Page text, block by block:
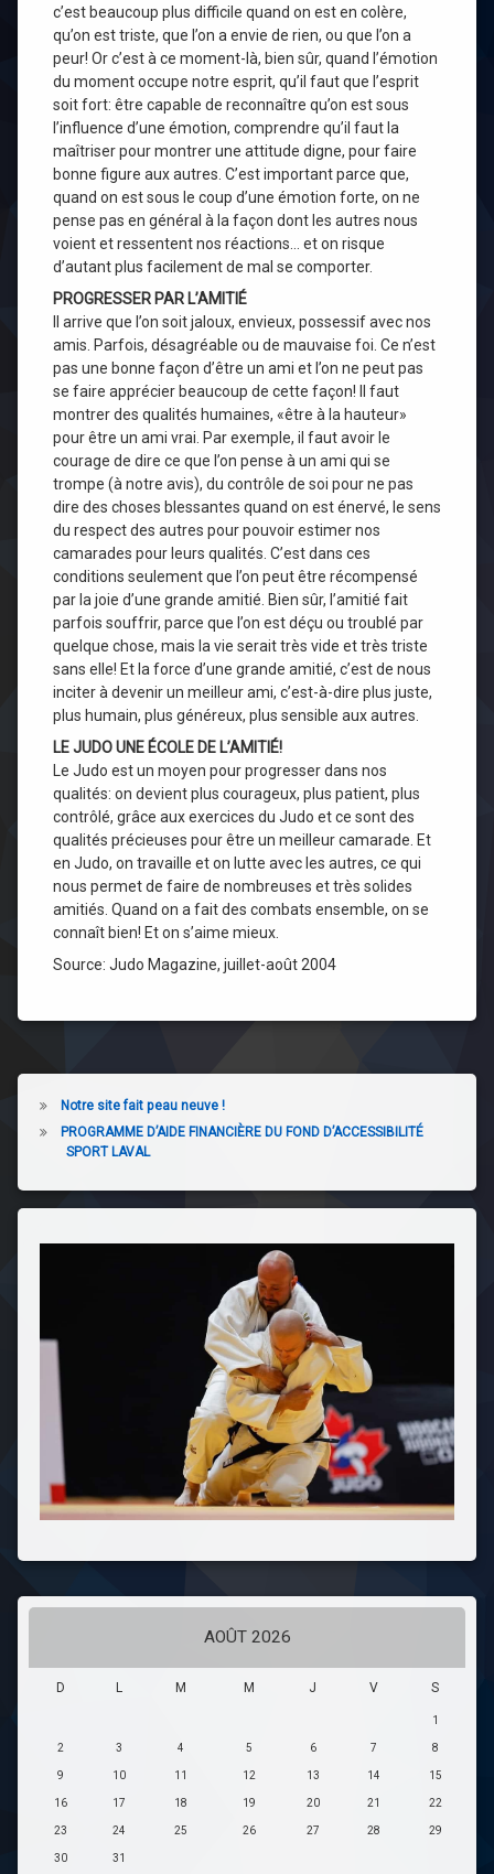
c’est beaucoup plus difficile quand on est en colère,
qu’on est triste, que l’on a envie de rien, ou que l’on a
peur! Or c’est à ce moment-là, bien sûr, quand l’émotion
du moment occupe notre esprit, qu’il faut que l’esprit
soit fort: être capable de reconnaître qu’on est sous
l’influence d’une émotion, comprendre qu’il faut la
maîtriser pour montrer une attitude digne, pour faire
bonne figure aux autres. C’est important parce que,
quand on est sous le coup d’une émotion forte, on ne
pense pas en général à la façon dont les autres nous
voient et ressentent nos réactions… et on risque
d’autant plus facilement de mal se comporter.
PROGRESSER PAR L’AMITIÉ
Il arrive que l’on soit jaloux, envieux, possessif avec nos
amis. Parfois, désagréable ou de mauvaise foi. Ce n’est
pas une bonne façon d’être un ami et l’on ne peut pas
se faire apprécier beaucoup de cette façon! Il faut
montrer des qualités humaines, «être à la hauteur»
pour être un ami vrai. Par exemple, il faut avoir le
courage de dire ce que l’on pense à un ami qui se
trompe (à notre avis), du contrôle de soi pour ne pas
dire des choses blessantes quand on est énervé, le sens
du respect des autres pour pouvoir estimer nos
camarades pour leurs qualités. C’est dans ces
conditions seulement que l’on peut être récompensé
par la joie d’une grande amitié. Bien sûr, l’amitié fait
parfois souffrir, parce que l’on est déçu ou troublé par
quelque chose, mais la vie serait très vide et très triste
sans elle! Et la force d’une grande amitié, c’est de nous
inciter à devenir un meilleur ami, c’est-à-dire plus juste,
plus humain, plus généreux, plus sensible aux autres.
LE JUDO UNE ÉCOLE DE L’AMITIÉ!
Le Judo est un moyen pour progresser dans nos
qualités: on devient plus courageux, plus patient, plus
contrôlé, grâce aux exercices du Judo et ce sont des
qualités précieuses pour être un meilleur camarade. Et
en Judo, on travaille et on lutte avec les autres, ce qui
nous permet de faire de nombreuses et très solides
amitiés. Quand on a fait des combats ensemble, on se
connaît bien! Et on s’aime mieux.
Source: Judo Magazine, juillet-août 2004
Notre site fait peau neuve !
PROGRAMME D’AIDE FINANCIÈRE DU FOND D’ACCESSIBILITÉ
SPORT LAVAL
AOÛT 2026
D L M M J V S
1
2 3 4 5 6 7 8
9 10 11 12 13 14 15
16 17 18 19 20 21 22
23 24 25 26 27 28 29
30 31